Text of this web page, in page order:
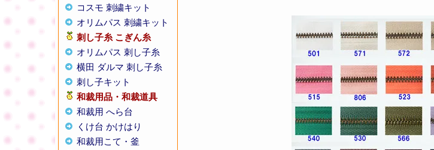
コスモ 刺繍キット
オリムパス 刺繍キット
刺し子糸 こぎん糸
オリムパス 刺し子糸
横田 ダルマ 刺し子糸
刺し子キット
和裁用品・和裁道具
和裁用 へら台
くけ台 かけはり
和裁用こて・釜